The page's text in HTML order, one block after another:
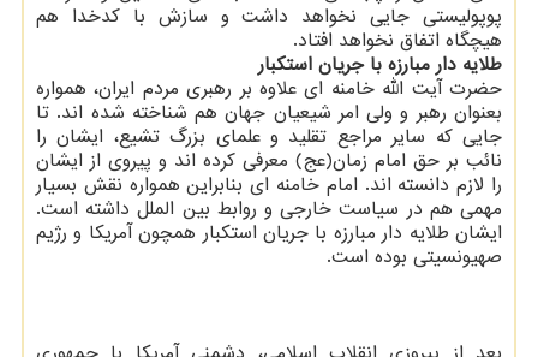
پوپولیستی جایی نخواهد داشت و سازش با کدخدا هم
هیچگاه اتفاق نخواهد افتاد.
طلایه دار مبارزه با جریان استکبار
حضرت آیت الله خامنه ای علاوه بر رهبری مردم ایران، همواره
بعنوان رهبر و ولی امر شیعیان جهان هم شناخته شده اند. تا
جایی که سایر مراجع تقلید و علمای بزرگ تشیع، ایشان را
نائب بر حق امام زمان(عج) معرفی کرده اند و پیروی از ایشان
را لازم دانسته اند. امام خامنه ای بنابراین همواره نقش بسیار
مهمی هم در سیاست خارجی و روابط بین الملل داشته است.
ایشان طلایه دار مبارزه با جریان استکبار همچون آمریکا و رژیم
صهیونسیتی بوده است.